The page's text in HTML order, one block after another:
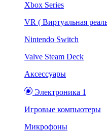
Xbox Series
VR ( Виртуальная
Nintendo Switch
Valve Steam Deck
Аксессуары
Электроника 1
Игровые компьютеры
Микрофоны